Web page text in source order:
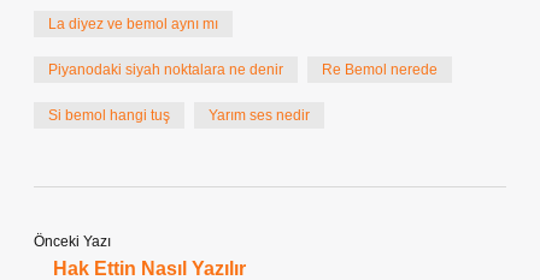
La diyez ve bemol aynı mı
Piyanodaki siyah noktalara ne denir Re Bemol nerede
Si bemol hangi tuş Yarım ses nedir
Önceki Yazı
Hak Ettin Nasıl Yazılır